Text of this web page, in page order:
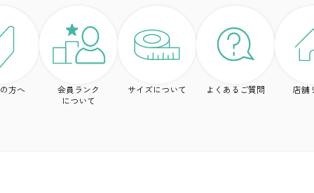
方へ
会員ランク
について
サイズについて よくあるご質問 店舗